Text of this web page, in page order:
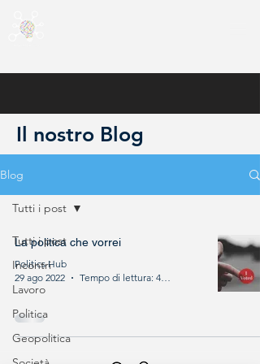
Il nostro Blog
Blog
Tutti i post
Incontri
Lavoro
Politica
Geopolitica
Tutti i post
La politica che vorrei
Politics Hub
29 ago 2022
Tempo di lettura: 4 min